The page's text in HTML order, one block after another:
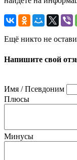
Ещё никто не
Напишите свой
Имя / Псевдоним
Плюсы
Минусы